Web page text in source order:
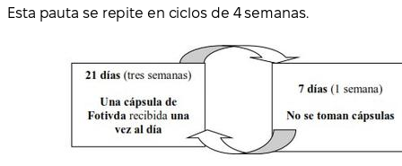
Esta pauta se repite en ciclos de 4 semanas.